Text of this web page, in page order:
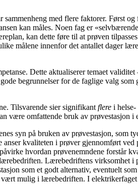
med flere faktorer. Først og
kan måles. Noen fag er
kan dette føre til at prøven
målene innenfor det antallet dager
Dette aktualiserer temaet validitet
begrunnelser for de faglige valg som
Tilsvarende sier signifikant flere i helse-
være omfattende bruk av prøvestasjon i
syn på bruken av prøvestasjon, som
kvaliteten i prøver gjennomført ved
hvordan prøvenemndene forstår
Lærebedriftens virksomhet i
som et godt alternativ, eventuelt
mulig i lærebedriften. I